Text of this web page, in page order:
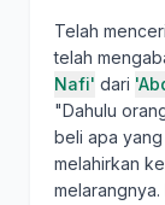
Telah
telah
Nafi' dari
"Dahulu
beli apa
melahirkan